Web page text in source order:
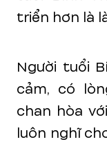
triển hơn là
Người tuổi
cảm, có
chan hòa
luôn nghĩ